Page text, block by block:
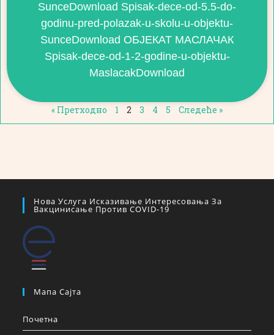
SunceDownload Spisak-dece-od-5.5-do-
godinu-pred-polazak-u-skolu-u-objektu-
SunceDownload ОБЈЕКАТ МАСЛАЧАК
Spisak-dece-od-1-2-godine-u-objektu-
MaslacakDownload
« Претходно 1 2 3 4 5 Следеће »
Нова Услуга Исказивање Интересовања За
Вакцинисање Против COVID-19
Мапа Сајта
Почетна